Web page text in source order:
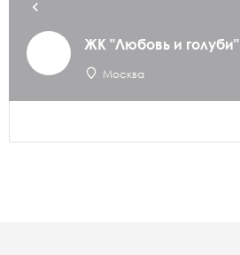
ЖК "Любовь и голуби"
Москва